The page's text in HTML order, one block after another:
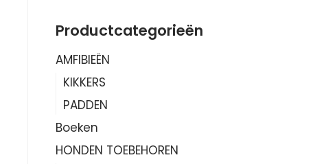
Productcategorieën
AMFIBIEËN
KIKKERS
PADDEN
Boeken
HONDEN TOEBEHOREN